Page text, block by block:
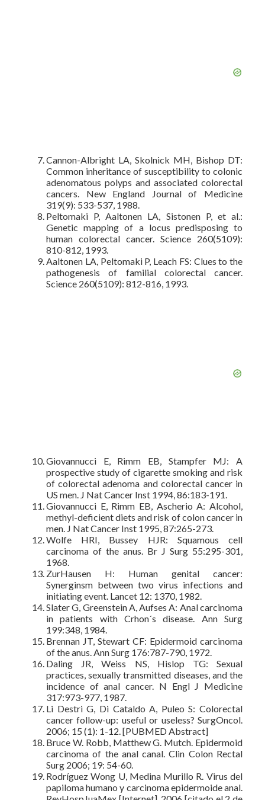
Cannon-Albright LA, Skolnick MH, Bishop DT:
Common inheritance of susceptibility to colonic
adenomatous polyps and associated colorectal
cancers. New England Journal of Medicine
319(9): 533-537, 1988.
Peltomaki P, Aaltonen LA, Sistonen P, et al.:
Genetic mapping of a locus predisposing to
human colorectal cancer. Science 260(5109):
810-812, 1993.
Aaltonen LA, Peltomaki P, Leach FS: Clues to the
pathogenesis of familial colorectal cancer.
Science 260(5109): 812-816, 1993.
Giovannucci E, Rimm EB, Stampfer MJ: A
prospective study of cigarette smoking and risk
of colorectal adenoma and colorectal cancer in
US men. J Nat Cancer Inst 1994, 86:183-191.
Giovannucci E, Rimm EB, Ascherio A: Alcohol,
methyl-deficient diets and risk of colon cancer in
men. J Nat Cancer Inst 1995, 87:265-273.
Wolfe HRI, Bussey HJR: Squamous cell
carcinoma of the anus. Br J Surg 55:295-301,
1968.
ZurHausen H: Human genital cancer:
Synerginsm between two virus infections and
initiating event. Lancet 12: 1370, 1982.
Slater G, Greenstein A, Aufses A: Anal carcinoma
in patients with Crhon´s disease. Ann Surg
199:348, 1984.
Brennan JT, Stewart CF: Epidermoid carcinoma
of the anus. Ann Surg 176:787-790, 1972.
Daling JR, Weiss NS, Hislop TG: Sexual
practices, sexually transmitted diseases, and the
incidence of anal cancer. N Engl J Medicine
317:973-977, 1987.
Li Destri G, Di Cataldo A, Puleo S: Colorectal
cancer follow-up: useful or useless? SurgOncol.
2006; 15 (1): 1-12. [PUBMED Abstract]
Bruce W. Robb, Matthew G. Mutch. Epidermoid
carcinoma of the anal canal. Clin Colon Rectal
Surg 2006; 19: 54-60.
Rodríguez Wong U, Medina Murillo R. Virus del
papiloma humano y carcinoma epidermoide anal.